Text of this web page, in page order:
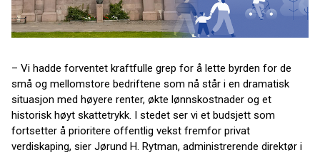
– Vi hadde forventet kraftfulle grep for å lette byrden for de
små og mellomstore bedriftene som nå står i en dramatisk
situasjon med høyere renter, økte lønnskostnader og et
historisk høyt skattetrykk. I stedet ser vi et budsjett som
fortsetter å prioritere offentlig vekst fremfor privat
verdiskaping, sier Jørund H. Rytman, administrerende direktør i